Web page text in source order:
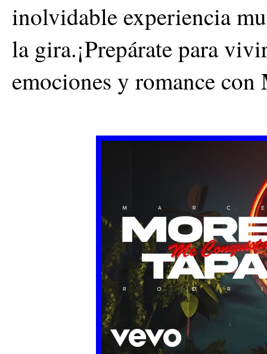
inolvidable experiencia
la gira.¡Prepárate para
emociones y romance con